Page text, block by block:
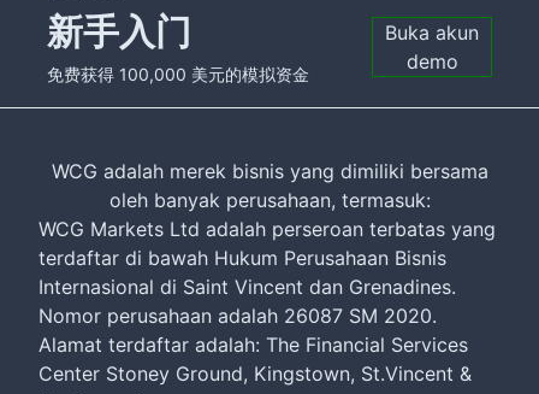
新手入门
免费获得 100,000 美元的模拟资金
Buka akun
demo
WCG adalah merek bisnis yang dimiliki bersama
oleh banyak perusahaan, termasuk:
WCG Markets Ltd adalah perseroan terbatas yang
terdaftar di bawah Hukum Perusahaan Bisnis
Internasional di Saint Vincent dan Grenadines.
Nomor perusahaan adalah 26087 SM 2020.
Alamat terdaftar adalah: The Financial Services
Center Stoney Ground, Kingstown, St.Vincent &